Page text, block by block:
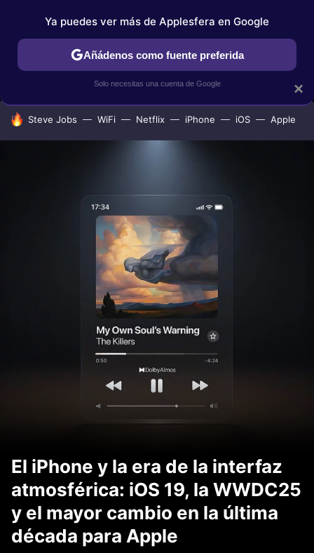
MENÚ NUEVO
TUTORIALES APPLESFERA SELECCIÓN
HOY SE HABLA DE
Steve Jobs WiFi Netflix iPhone iOS Apple
El iPhone y la era de la interfaz
atmosférica: iOS 19, la WWDC25
y el mayor cambio en la última
década para Apple
×
Ya puedes ver más de Applesfera en Google
Añádenos como fuente preferida
Solo necesitas una cuenta de Google